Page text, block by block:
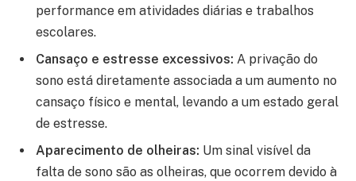
performance em atividades diárias e trabalhos
escolares.
Cansaço e estresse excessivos: A privação do
sono está diretamente associada a um aumento no
cansaço físico e mental, levando a um estado geral
de estresse.
Aparecimento de olheiras: Um sinal visível da
falta de sono são as olheiras, que ocorrem devido à